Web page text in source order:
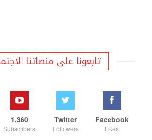
تابعونا على منصاتنا
Facebook
Likes
Twitter
Followers
1,360
Subscribers